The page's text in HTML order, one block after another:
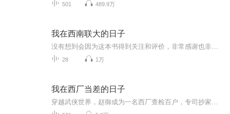
501 489.9万
我在西南联大的日子
28 1万
我在西厂当差的日子